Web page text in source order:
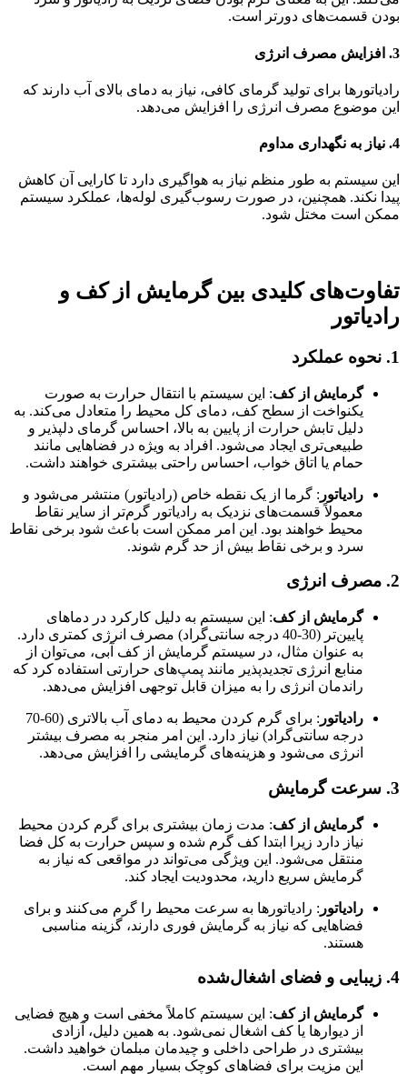
بودن قسمت‌های دورتر است.
3. افزایش مصرف انرژی
رادیاتورها برای تولید گرمای کافی، نیاز به دمای بالای آب دارند که
این موضوع مصرف انرژی را افزایش می‌دهد.
4. نیاز به نگهداری مداوم
این سیستم به طور منظم نیاز به هواگیری دارد تا کارایی آن کاهش
پیدا نکند. همچنین، در صورت رسوب‌گیری لوله‌ها، عملکرد سیستم
ممکن است مختل شود.
تفاوت‌های کلیدی بین گرمایش از کف و
رادیاتور
1. نحوه عملکرد
گرمایش از کف: این سیستم با انتقال حرارت به صورت
یکنواخت از سطح کف، دمای کل محیط را متعادل می‌کند. به
دلیل تابش حرارت از پایین به بالا، احساس گرمای دلپذیر و
طبیعی‌تری ایجاد می‌شود. افراد به ویژه در فضاهایی مانند
حمام یا اتاق خواب، احساس راحتی بیشتری خواهند داشت.
رادیاتور : گرما از یک نقطه خاص (رادیاتور) منتشر می‌شود و
معمولاً قسمت‌های نزدیک به رادیاتور گرم‌تر از سایر نقاط
محیط خواهند بود. این امر ممکن است باعث شود برخی نقاط
سرد و برخی نقاط بیش از حد گرم شوند.
2. مصرف انرژی
گرمایش از کف: این سیستم به دلیل کارکرد در دماهای
پایین‌تر (30-40 درجه سانتی‌گراد) مصرف انرژی کمتری دارد.
به عنوان مثال، در سیستم گرمایش از کف آبی، می‌توان از
منابع انرژی تجدیدپذیر مانند پمپ‌های حرارتی استفاده کرد که
راندمان انرژی را به میزان قابل توجهی افزایش می‌دهد.
رادیاتور
: برای گرم کردن محیط به دمای آب بالاتری (60-70
درجه سانتی‌گراد) نیاز دارد. این امر منجر به مصرف بیشتر
انرژی می‌شود و هزینه‌های گرمایشی را افزایش می‌دهد.
3. سرعت گرمایش
گرمایش از کف: مدت زمان بیشتری برای گرم کردن محیط
نیاز دارد زیرا ابتدا کف گرم شده و سپس حرارت به کل فضا
منتقل می‌شود. این ویژگی می‌تواند در مواقعی که نیاز به
گرمایش سریع دارید، محدودیت ایجاد کند.
رادیاتور : رادیاتورها به سرعت محیط را گرم می‌کنند و برای
فضاهایی که نیاز به گرمایش فوری دارند، گزینه مناسبی
هستند.
4. زیبایی و فضای اشغال‌شده
گرمایش از کف: این سیستم کاملاً مخفی است و هیچ فضایی
از دیوارها یا کف اشغال نمی‌شود. به همین دلیل، آزادی
بیشتری در طراحی داخلی و چیدمان مبلمان خواهید داشت.
این مزیت برای فضاهای کوچک بسیار مهم است.